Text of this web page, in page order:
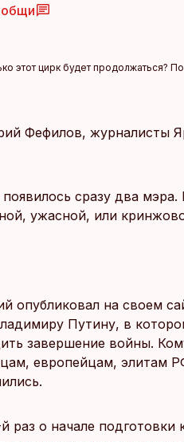
этот цирк будет продолжаться?
Фефилов, журналисты
сразу два мэра.
ужасной, или
опубликовал на своем
Путину, в
завершение войны.
европейцам, элитам
раз о начале подготовки